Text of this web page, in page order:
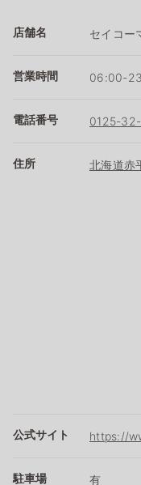
店舗名 セイコー
営業時間 06:00-
電話番号 0125-32-
住所 北海道赤
公式サイト https://
駐車場 有